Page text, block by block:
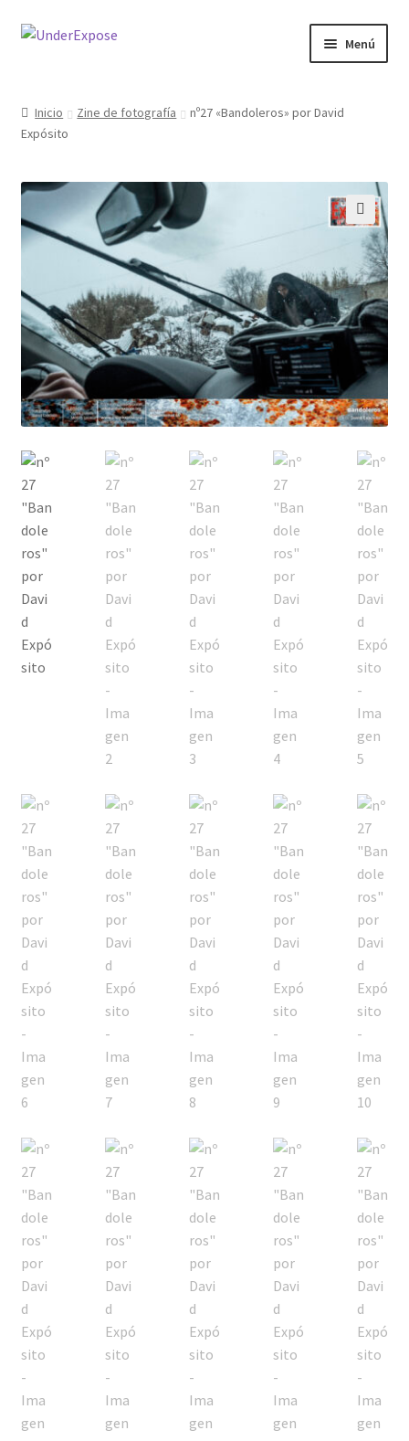
Ir
Ir
Menú
Inicio Zine de fotografía
nº27 «Bandoleros» por David
Expósito
🔍